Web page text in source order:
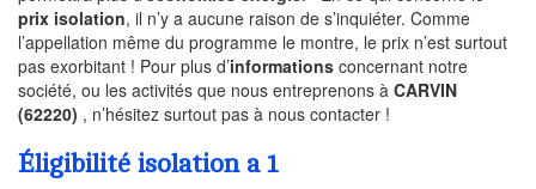
prix isolation, il n’y a aucune raison de s’inquiéter. Comme
l’appellation même du programme le montre, le prix n’est surtout
pas exorbitant ! Pour plus d’informations concernant notre
société, ou les activités que nous entreprenons à CARVIN
(62220) , n’hésitez surtout pas à nous contacter !
Éligibilité isolation a 1